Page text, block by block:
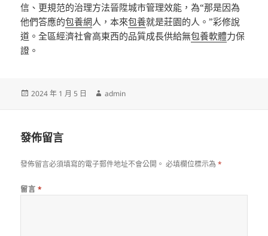
信、更規范的治理方法晉陞城市管理效能，為“那是因為
他們答應的包養網人，本來包養就是莊園的人。”彩修說
道。全區經濟社會高東西的品質成長供給無包養軟體力保
證。
發
2024 年 1 月 5 日
作
admin
發佈留言
發佈留言必須填寫的電子郵件地址不會公開。 必填欄位標示為*
留言 *